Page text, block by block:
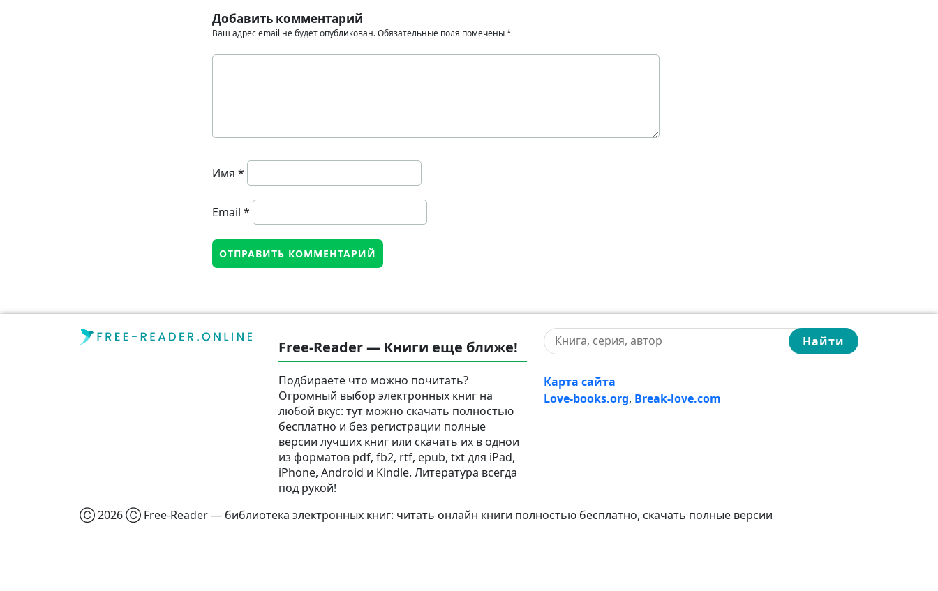
Добавить комментарий
Ваш адрес email не будет опубликован.Обязательные поля помечены*
Имя *
Email *
Free-Reader — Книги еще ближе!
Подбираете что можно почитать?
Огромный выбор электронных книг на
любой вкус: тут можно скачать полностью
бесплатно и без регистрации полные
версии лучших книг или скачать их в однои
из форматов pdf, fb2, rtf, epub, txt для iPad,
iPhone, Android и Kindle. Литература всегда
под рукой!
Найти
Карта сайта
Love-books.org, Break-love.com
Ⓒ 2026 Ⓒ Free-Reader — библиотека электронных книг: читать онлайн книги полностью бесплатно, скачать полные версии